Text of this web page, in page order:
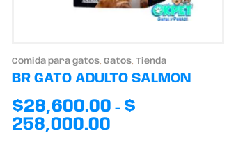
Comida para gatos, Gatos, Tienda
BR GATO ADULTO SALMON
$28,600.00 - $
258,000.00